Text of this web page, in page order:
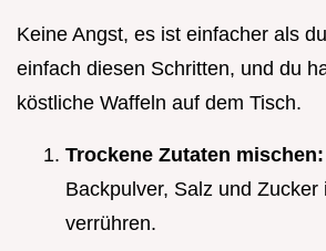
Keine Angst, es ist einfacher als
einfach diesen Schritten, und du
köstliche Waffeln auf dem Tisch.
Trockene Zutaten mischen:
Backpulver, Salz und Zucker
verrühren.